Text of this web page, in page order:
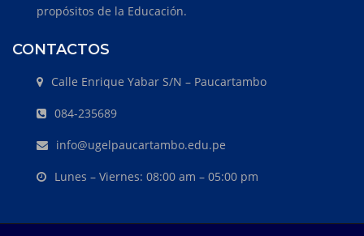
propósitos de la Educación.
CONTACTOS
Calle Enrique Yabar S/N – Paucartambo
084-235689
info@ugelpaucartambo.edu.pe
Lunes – Viernes: 08:00 am – 05:00 pm